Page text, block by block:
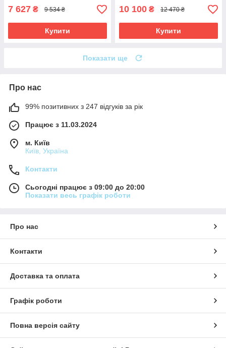
7 627 ₴ 9 534 ₴
Купити
10 100 ₴ 12 470 ₴
Купити
Показати ще
Про нас
99% позитивних з 247 відгуків за рік
Працює з 11.03.2024
м. Київ
Київ, Україна
Контакти
Сьогодні працює з 09:00 до 20:00
Показати весь графік роботи
Про нас
Контакти
Доставка та оплата
Графік роботи
Повна версія сайту